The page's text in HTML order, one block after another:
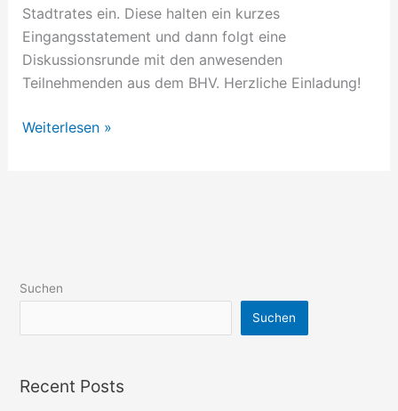
Stadtrates ein. Diese halten ein kurzes
Eingangsstatement und dann folgt eine
Diskussionsrunde mit den anwesenden
Teilnehmenden aus dem BHV. Herzliche Einladung!
Weiterlesen »
Suchen
Suchen
Recent Posts